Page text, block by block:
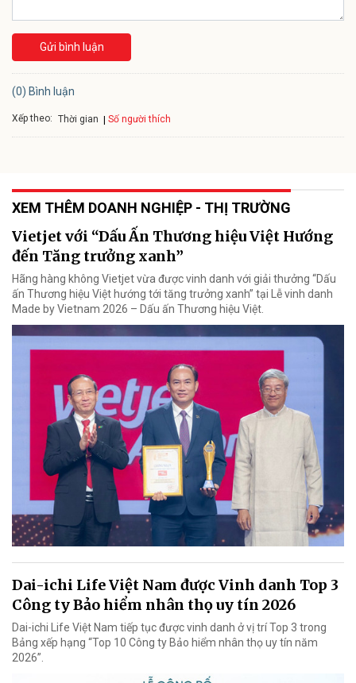
Gửi bình luận
(0) Bình luận
Xếp theo: Thời gian Số người thích
XEM THÊM DOANH NGHIỆP - THỊ TRƯỜNG
Vietjet với “Dấu Ấn Thương hiệu Việt Hướng
đến Tăng trưởng xanh”
Hãng hàng không Vietjet vừa được vinh danh với giải thưởng “Dấu
ấn Thương hiệu Việt hướng tới tăng trưởng xanh” tại Lễ vinh danh
Made by Vietnam 2026 – Dấu ấn Thương hiệu Việt.
Dai-ichi Life Việt Nam được Vinh danh Top 3
Công ty Bảo hiểm nhân thọ uy tín 2026
Dai-ichi Life Việt Nam tiếp tục được vinh danh ở vị trí Top 3 trong
Bảng xếp hạng “Top 10 Công ty Bảo hiểm nhân thọ uy tín năm
2026”.